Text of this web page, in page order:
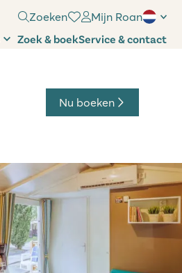
Zoeken Mijn Roan
Zoek & boekService & contact
Nu boeken